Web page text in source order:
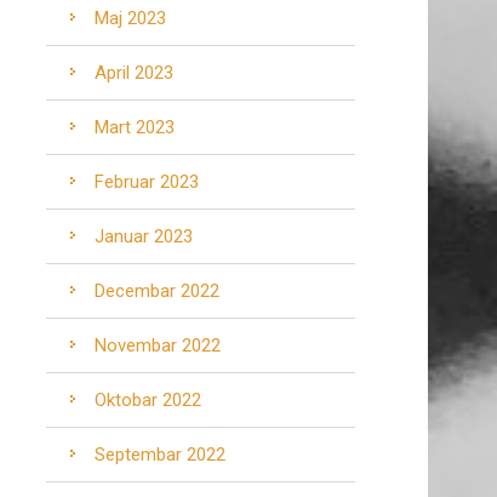
Maj 2023
April 2023
Mart 2023
Februar 2023
Januar 2023
Decembar 2022
Novembar 2022
Oktobar 2022
Septembar 2022